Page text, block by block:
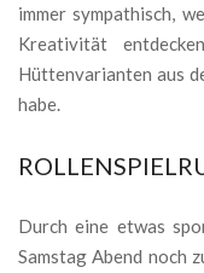
immer sympathisch,
Kreativität
Hüttenvarianten aus
habe.
Durch eine etwas
Samstag Abend noch